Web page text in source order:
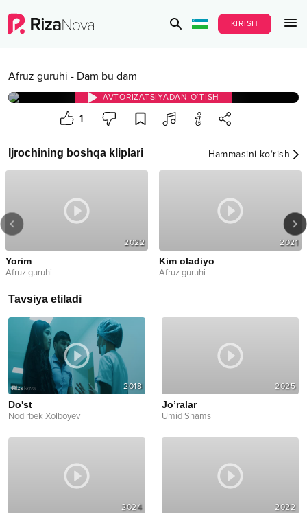
KIRISH
Afruz guruhi - Dam bu dam
AVTORIZATSIYADAN O‘TISH
1
Ijrochining boshqa kliplari Hammasini ko‘rish
2022
Yorim
Afruz guruhi
2021
Kim oladiyo
Afruz guruhi
Tavsiya etiladi
2018
Do'st
Nodirbek Xolboyev
2025
Jo’ralar
Umid Shams
2024 2022